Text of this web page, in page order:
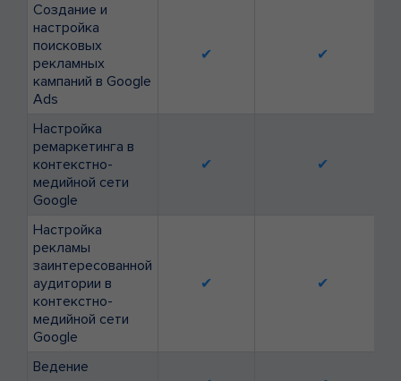
Создание и
настройка
поисковых
рекламных
кампаний в Google
Ads
✔ ✔
Настройка
ремаркетинга в
контекстно-
медийной сети
Google
✔ ✔
Настройка
рекламы
заинтересованной
аудитории в
контекстно-
медийной сети
Google
✔ ✔
Ведение